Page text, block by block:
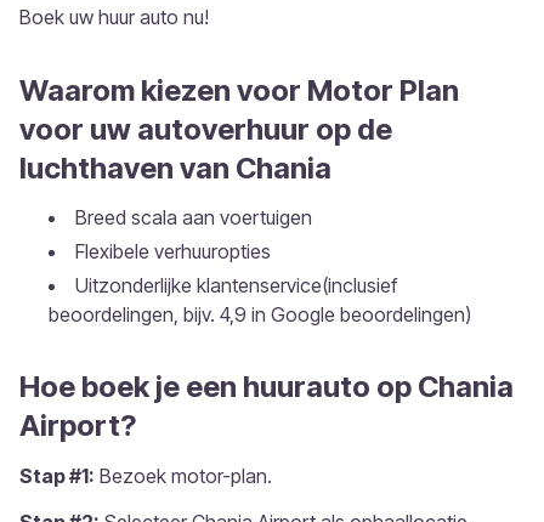
Boek uw huur auto nu!
Waarom kiezen voor Motor Plan
voor uw autoverhuur op de
luchthaven van Chania
Breed scala aan voertuigen
Flexibele verhuuropties
Uitzonderlijke klantenservice(inclusief
beoordelingen, bijv. 4,9 in Google beoordelingen)
Hoe boek je een huurauto op Chania
Airport?
Stap #1: Bezoek motor-plan.